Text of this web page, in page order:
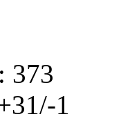
373
1